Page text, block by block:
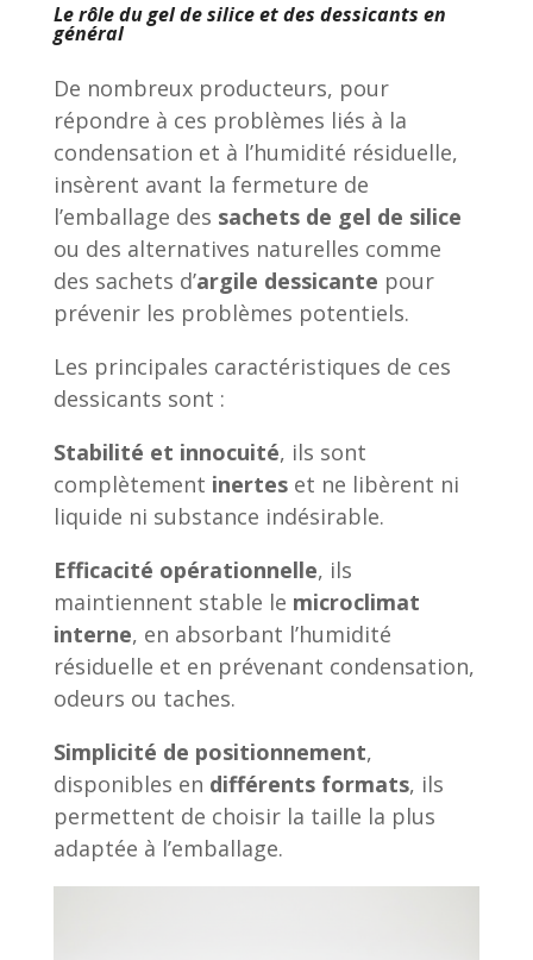
Le rôle du gel de silice et des dessicants en
général
De nombreux producteurs, pour
répondre à ces problèmes liés à la
condensation et à l’humidité résiduelle,
insèrent avant la fermeture de
l’emballage des sachets de gel de silice
ou des alternatives naturelles comme
des sachets d’argile dessicante pour
prévenir les problèmes potentiels.
Les principales caractéristiques de ces
dessicants sont :
Stabilité et innocuité, ils sont
complètement inerteset ne libèrent ni
liquide ni substance indésirable.
Efficacité opérationnelle, ils
maintiennent stable le microclimat
interne, en absorbant l’humidité
résiduelle et en prévenant condensation,
odeurs ou taches.
Simplicité de positionnement,
disponibles en différents formats, ils
permettent de choisir la taille la plus
adaptée à l’emballage.